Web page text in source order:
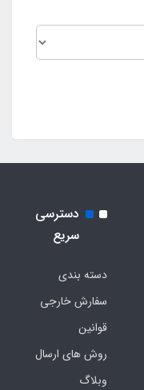
دسترسی
سریع
دسته بندی
سفارش خارجی
قوانین
روش های ارسال
وبلاگ